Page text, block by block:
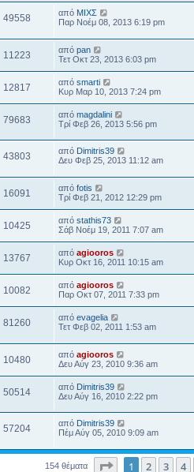
49558 από ΜΙΧΣ
Παρ Νοέμ 08, 2013 6:19 pm
11223 από pan
Τετ Οκτ 23, 2013 6:03 pm
12817 από smarti
Κυρ Μαρ 10, 2013 7:24 pm
79683 από magdalini
Τρί Φεβ 26, 2013 5:56 pm
43803 από Dimitris39
Δευ Φεβ 25, 2013 11:12 am
16091 από fotis
Τρί Φεβ 21, 2012 12:29 pm
10425 από stathis73
Σάβ Νοέμ 19, 2011 7:07 am
13767 από agiooros
Κυρ Οκτ 16, 2011 10:15 am
10082 από agiooros
Παρ Οκτ 07, 2011 7:33 pm
81260 από evagelia
Τετ Φεβ 02, 2011 1:53 am
10480 από agiooros
Δευ Αύγ 23, 2010 9:36 am
50514 από Dimitris39
Δευ Αύγ 16, 2010 2:22 pm
57204 από Dimitris39
Πέμ Αύγ 05, 2010 9:09 am
154 θέματα Σελίδα1 από 7
1 2 3 4